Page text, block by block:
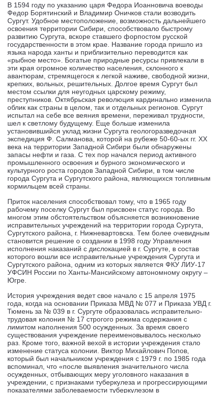
В 1594 году по указанию царя Федора Иоанновича воеводы
Федор Борятинский и Владимир Оничков стали возводить
Сургут. Удобное местоположение, возможность дальнейшего
освоения территории Сибири, способствовало быстрому
развитию Сургута, вскоре ставшего форпостом русской
государственности в этом крае. Название города пришло из
языка народа ханты и приблизительно переводится как
«рыбное место». Богатые природные ресурсы привлекали в
эти края огромное количество населения, склонного к
авантюрам, стремящегося к легкой наживе, свободной жизни,
крепких, вольных, решительных. Долгое время Сургут был
местом ссылки для неугодных царскому режиму,
преступников. Октябрьская революция кардинально изменила
облик как страны в целом, так и отдельных регионов. Сургут
испытал на себе все веяния времени, переживал трудности,
шел к светлому будущему. Еще больше изменила
установившийся уклад жизни Сургута геологоразведочная
экспедиция Ф. Салманова, которой на рубеже 50-60-ых гг. XX
века на территории Западной Сибири были обнаружены
запасы нефти и газа. С тех пор начался период активного
промышленного освоения и бурного экономического и
культурного роста городов Западной Сибири, в том числе
города Сургута и Сургутского района, являющихся топливным
кормильцем всей страны.
Приток населения способствовал тому, что в 1965 году
рабочему поселку Сургут был присвоен статус города. Во
многом этим обстоятельством объясняется возникновение
исправительных учреждений на территории города Сургута,
Сургутского района, г. Нижневартовска. Тем более очевидным
становится решение о создании в 1998 году Управления
исполнения наказаний с дислокацией в г. Сургуте, в состав
которого вошли все исправительные учреждения Сургута и
Сургутского района, одним из которых является ФКУ ЛИУ-17
УФСИН России по Ханты-Мансийскому автономному округу –
Югре.
История учреждения ведет свое начало с 15 апреля 1975
года, когда на основании Приказа МВД № 077 и Приказа УВД г.
Тюмень за № 039 в г. Сургуте образовалась исправительно-
трудовая колония № 17 строгого режима содержания с
лимитом наполнения 500 осужденных. За время своего
существования учреждение переименовывалось несколько
раз. Кроме того, важной вехой в истории учреждения стало
изменение статуса колонии. Виктор Михайлович Попов,
который был начальником учреждения с 1979 г. по 1985 года
вспоминал, что «после выявления значительного числа
осужденных, отбывающих меру уголовного наказания в
учреждении, с признаками туберкулеза и прогрессирующими
показателями заболеваемости туберкулезом в